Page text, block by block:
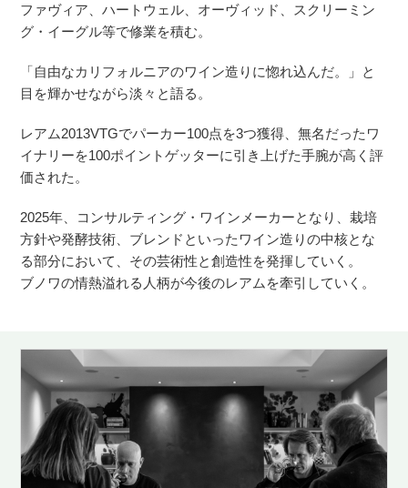
ファヴィア、ハートウェル、オーヴィッド、スクリーミン
グ・イーグル等で修業を積む。
「自由なカリフォルニアのワイン造りに惚れ込んだ。」と
目を輝かせながら淡々と語る。
レアム2013VTGでパーカー100点を3つ獲得、無名だったワ
イナリーを100ポイントゲッターに引き上げた手腕が高く評
価された。
2025年、コンサルティング・ワインメーカーとなり、栽培
方針や発酵技術、ブレンドといったワイン造りの中核とな
る部分において、その芸術性と創造性を発揮していく。
ブノワの情熱溢れる人柄が今後のレアムを牽引していく。